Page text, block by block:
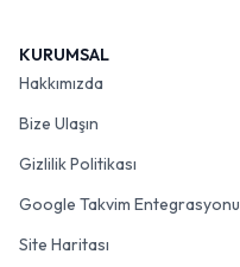
KURUMSAL
Hakkımızda
Bize Ulaşın
Gizlilik Politikası
Google Takvim Entegrasyonu
Site Haritası